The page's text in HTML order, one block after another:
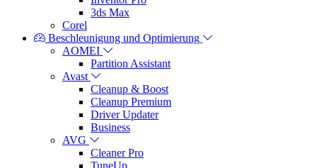
3ds Max
Corel
Beschleunigung und Optimierung
AOMEI
Partition Assistant
Avast
Cleanup & Boost
Cleanup Premium
Driver Updater
Business
AVG
Cleaner Pro